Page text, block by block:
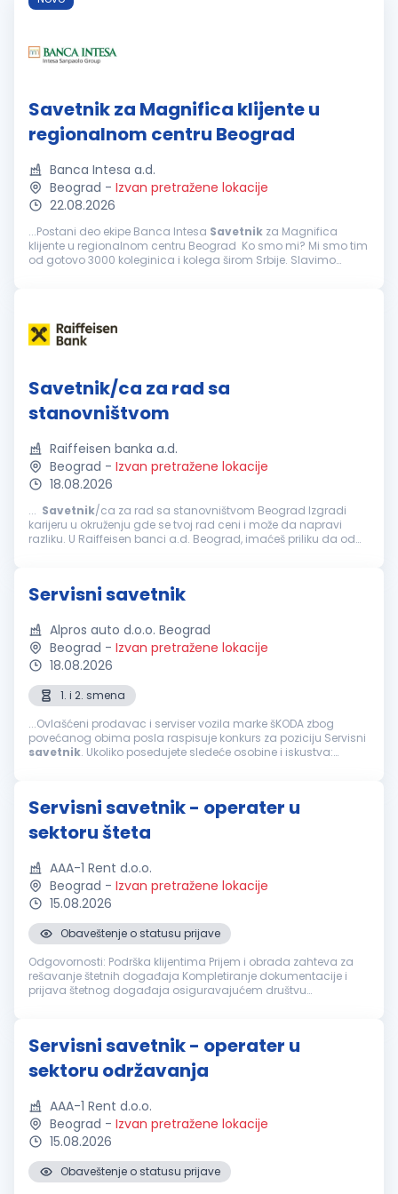
Savetnik za Magnifica klijente u
regionalnom centru Beograd
Banca Intesa a.d.
Beograd - Izvan pretražene lokacije
22.08.2026
...Postani deo ekipe Banca Intesa Savetnik za Magnifica
klijente u regionalnom centru Beograd Ko smo mi? Mi smo tim
od gotovo 3000 koleginica i kolega širom Srbije. Slavimo
Savetnik/ca za rad sa
stanovništvom
Raiffeisen banka a.d.
Beograd - Izvan pretražene lokacije
18.08.2026
... Savetnik/ca za rad sa stanovništvom Beograd Izgradi
karijeru u okruženju gde se tvoj rad ceni i može da napravi
razliku. U Raiffeisen banci a.d. Beograd, imaćeš priliku da od
Servisni savetnik
Alpros auto d.o.o. Beograd
Beograd - Izvan pretražene lokacije
18.08.2026
1. i 2. smena
...Ovlašćeni prodavac i serviser vozila marke šKODA zbog
povećanog obima posla raspisuje konkurs za poziciju Servisni
savetnik. Ukoliko posedujete sledeće osobine i iskustva:
Servisni savetnik - operater u
sektoru šteta
AAA-1 Rent d.o.o.
Beograd - Izvan pretražene lokacije
15.08.2026
Obaveštenje o statusu prijave
Odgovornosti: Podrška klijentima Prijem i obrada zahteva za
rešavanje štetnih događaja Kompletiranje dokumentacije i
prijava štetnog događaja osiguravajućem društvu
Servisni savetnik - operater u
sektoru održavanja
AAA-1 Rent d.o.o.
Beograd - Izvan pretražene lokacije
15.08.2026
Obaveštenje o statusu prijave